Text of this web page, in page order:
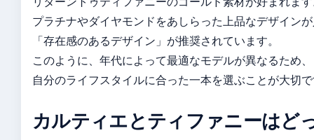
プラチナやダイヤモンドをあしらった上品なデザイン
「存在感のあるデザイン」が推奨されています。
このように、年代によって最適なモデルが異なるため、
自分のライフスタイルに合った一本を選ぶことが大切
カルティエとティファニーはど